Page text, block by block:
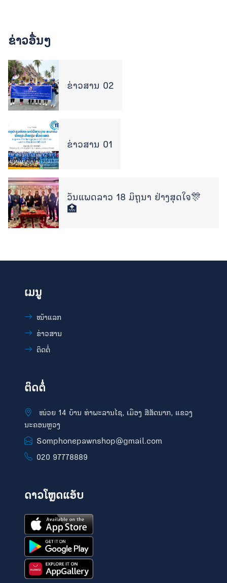
ຂ່າວອື່ນໆ
ຂ່າວສານ 02
ຂ່າວສານ 01
ວັນແພດລາວ 18 ມິຖຸນາ ຢ່າງສຸດໃຈ🎊
🏥
ເມນູ
ໜ້າແລກ
ຂ່າວສານ
ຕິດຕໍ່
ຕິດຕໍ່
ໜ່ວຍ 14 ບ້ານ ທ່າພະລານໄຊ, ເມືອງ ສີສັດນາກ, ແຂວງ
ນະຄອນຫຼວງ
Somphonepawnshop@gmail.com
020 97778889
ດາວໂຫຼດແອັບ